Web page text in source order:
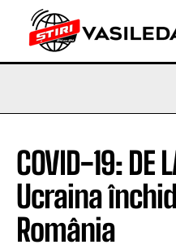
COVID-19: DE
Ucraina
România